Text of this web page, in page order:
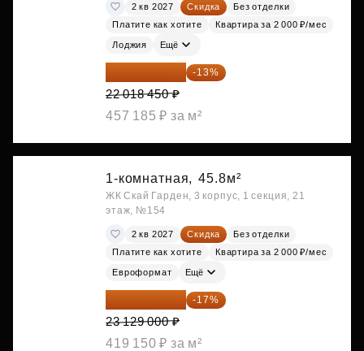
2 кв 2027 Скидка
Без отделки
Платите как хотите
Квартира за 2 000 ₽/мес
Лоджия Ещё
19 156 052 ₽ -13%
22 018 450 ₽
457 185 ₽ за м²
1-комнатная, 45.8м²
ЖК Скай Гарден, 3 корпус, 1 секция, 21
этаж, №154
2 кв 2027 Скидка
Без отделки
Платите как хотите
Квартира за 2 000 ₽/мес
Евроформат Ещё
19 197 070 ₽ -17%
23 129 000 ₽
419 150 ₽ за м²